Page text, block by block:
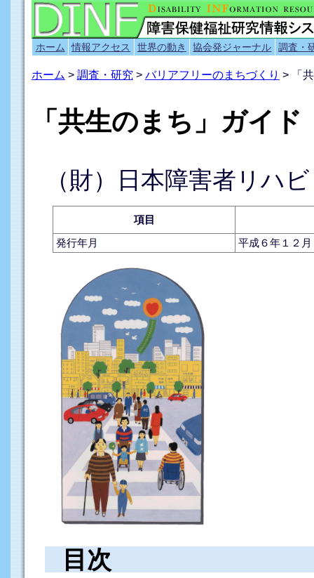
ホーム 情報アクセス 世界の動き 協会発ジャーナル 調査・
ホーム > 調査・研究 > バリアフリーのまちづくり > 「
「共生のまち」ガイド
（財）日本障害者リハ
項目
発行年月
平成６年１２
目次